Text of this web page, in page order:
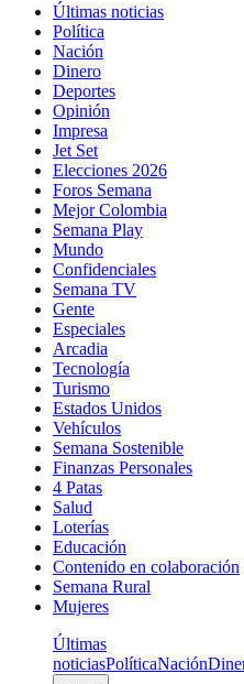
Últimas noticias
Política
Nación
Dinero
Deportes
Opinión
Impresa
Jet Set
Elecciones 2026
Foros Semana
Mejor Colombia
Semana Play
Mundo
Confidenciales
Semana TV
Gente
Especiales
Arcadia
Tecnología
Turismo
Estados Unidos
Vehículos
Semana Sostenible
Finanzas Personales
4 Patas
Salud
Loterías
Educación
Contenido en colaboración
Semana Rural
Mujeres
Últimas
noticiasPolíticaNación